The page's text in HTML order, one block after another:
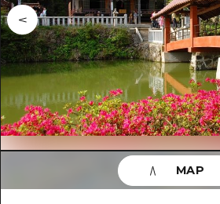
艺术
活动·庙会
美食·酒水
骑自行车
购物
运动
列表
Dive!Hiroshima
广岛随意旅行
广岛市内
安艺
答对了
探索
列表
广岛市内
安艺
答對了
美北
活动
应时信息
有用的信息
列表
MAP